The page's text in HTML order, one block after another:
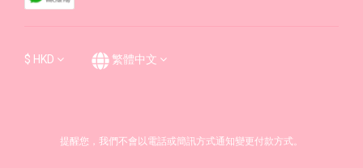
$ HKD 繁體中文
提醒您，我們不會以電話或簡訊方式通知變更付款方式。